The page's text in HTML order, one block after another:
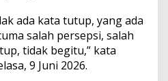
ada kata tutup, yang ada
salah persepsi, salah
tidak begitu,” kata
9 Juni 2026.